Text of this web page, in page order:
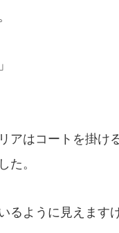
はコートを掛け
た。
ように見えますけ